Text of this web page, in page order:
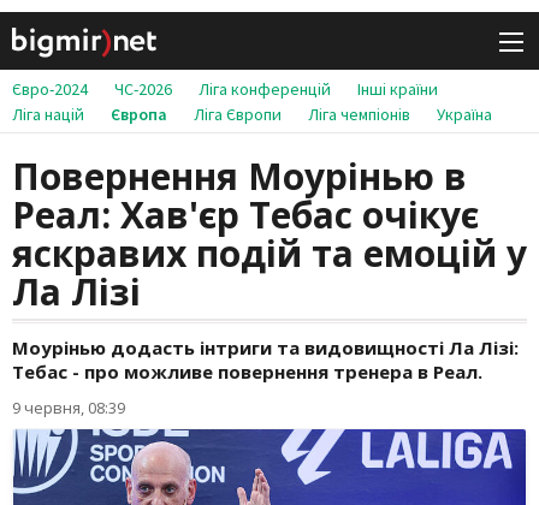
Євро-2024 ЧС-2026 Ліга конференцій
Інші країни
Ліга націй
Європа Ліга Європи Ліга чемпіонів Україна
Повернення Моурінью в
Реал: Хав'єр Тебас очікує
яскравих подій та емоцій у
Ла Лізі
Моурінью додасть інтриги та видовищності Ла Лізі:
Тебас - про можливе повернення тренера в Реал.
9 червня, 08:39